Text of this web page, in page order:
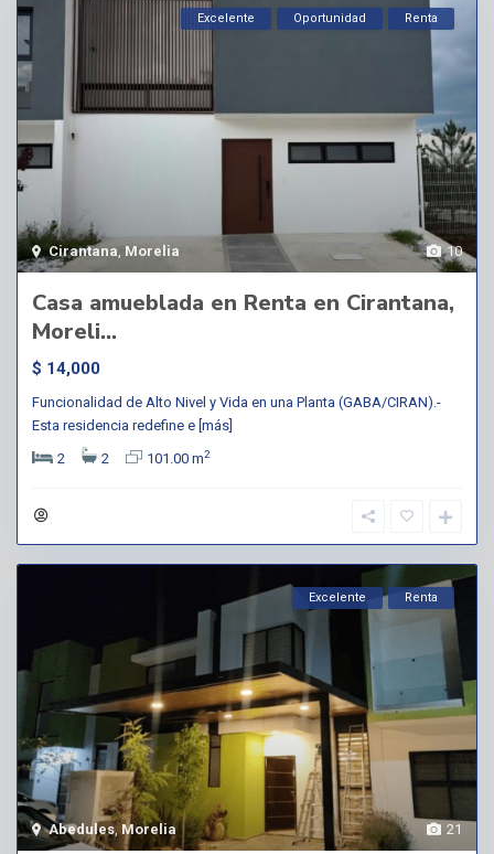
10
Cirantana ,Morelia
Excelente Oportunidad Renta
Casa amueblada en Renta en Cirantana,
Moreli...
$ 14,000
Funcionalidad de Alto Nivel y Vida en una Planta (GABA/CIRAN).-
Esta residencia redefine e [más]
2
2 101.00 m2
21
Abedules, Morelia
Excelente Renta